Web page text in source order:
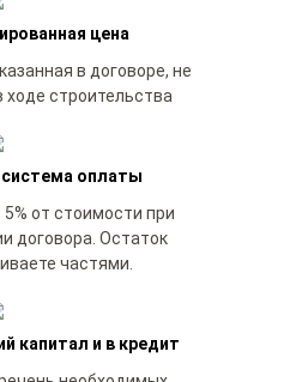
цена
в договоре, не
ходе строительства
система оплаты
от стоимости при
договора. Остаток
частями.
капитал и в кредит